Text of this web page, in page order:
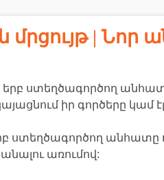
| Նոր
երբ ստեղծագործող
իր գործերը կամ
ստեղծագործող անհատը
առումով: